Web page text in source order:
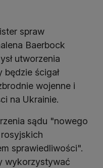
spraw
Baerbock
utworzenia
będzie ścigał
wojenne i
na Ukrainie.
sądu "nowego
sprawiedliwości".
wykorzystywać